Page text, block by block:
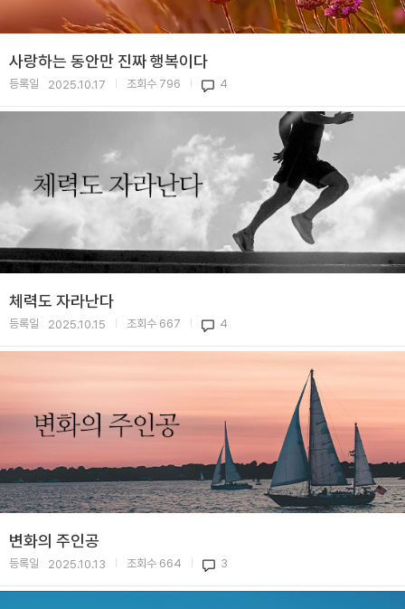
사랑하는 동안만 진짜 행복이다
등록일 2025.10.17 조회수 796 4
체력도 자라난다
등록일 2025.10.15 조회수 667 4
변화의 주인공
등록일 2025.10.13 조회수 664 3